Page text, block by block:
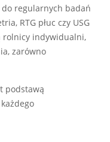
regularnych badań
RTG płuc czy USG
rolnicy indywidualni,
zarówno
podstawą